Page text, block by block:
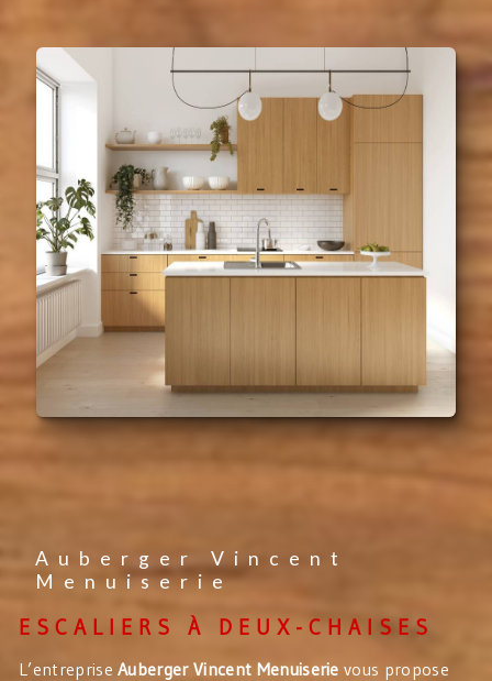
Auberger Vincent
Menuiserie
ESCALIERS À DEUX-CHAISES
L’entrepriseAuberger Vincent Menuiserie vous propose